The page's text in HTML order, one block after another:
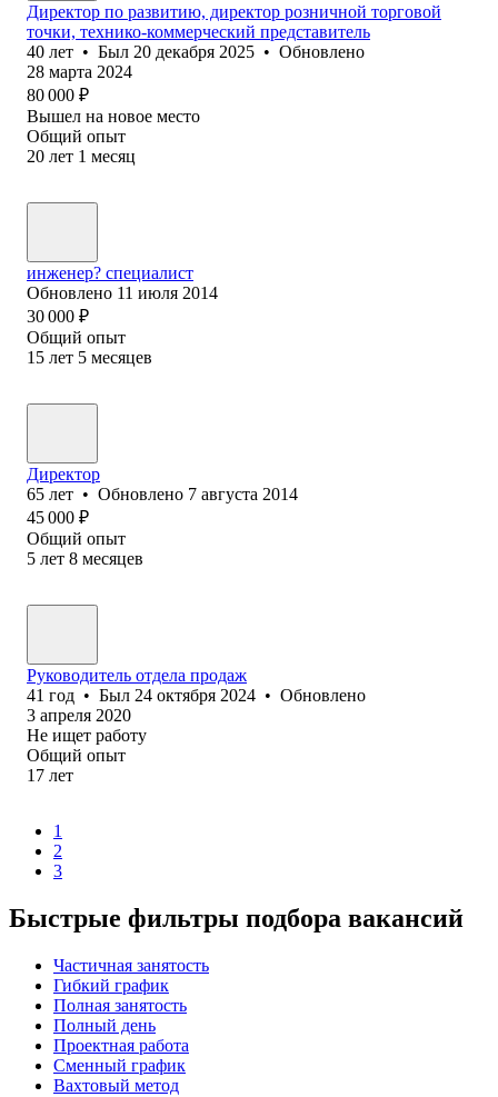
Директор по развитию, директор розничной торговой
точки, технико-коммерческий представитель
40 лет • Был 20 декабря 2025 • Обновлено
28 марта 2024
80 000 ₽
Вышел на новое место
Общий опыт
20 лет 1 месяц
инженер? специалист
Обновлено 11 июля 2014
30 000 ₽
Общий опыт
15 лет 5 месяцев
Директор
65 лет • Обновлено 7 августа 2014
45 000 ₽
Общий опыт
5 лет 8 месяцев
Руководитель отдела продаж
41 год • Был 24 октября 2024 • Обновлено
3 апреля 2020
Не ищет работу
Общий опыт
17 лет
1
2
3
Быстрые фильтры подбора вакансий
Частичная занятость
Гибкий график
Полная занятость
Полный день
Проектная работа
Сменный график
Вахтовый метод